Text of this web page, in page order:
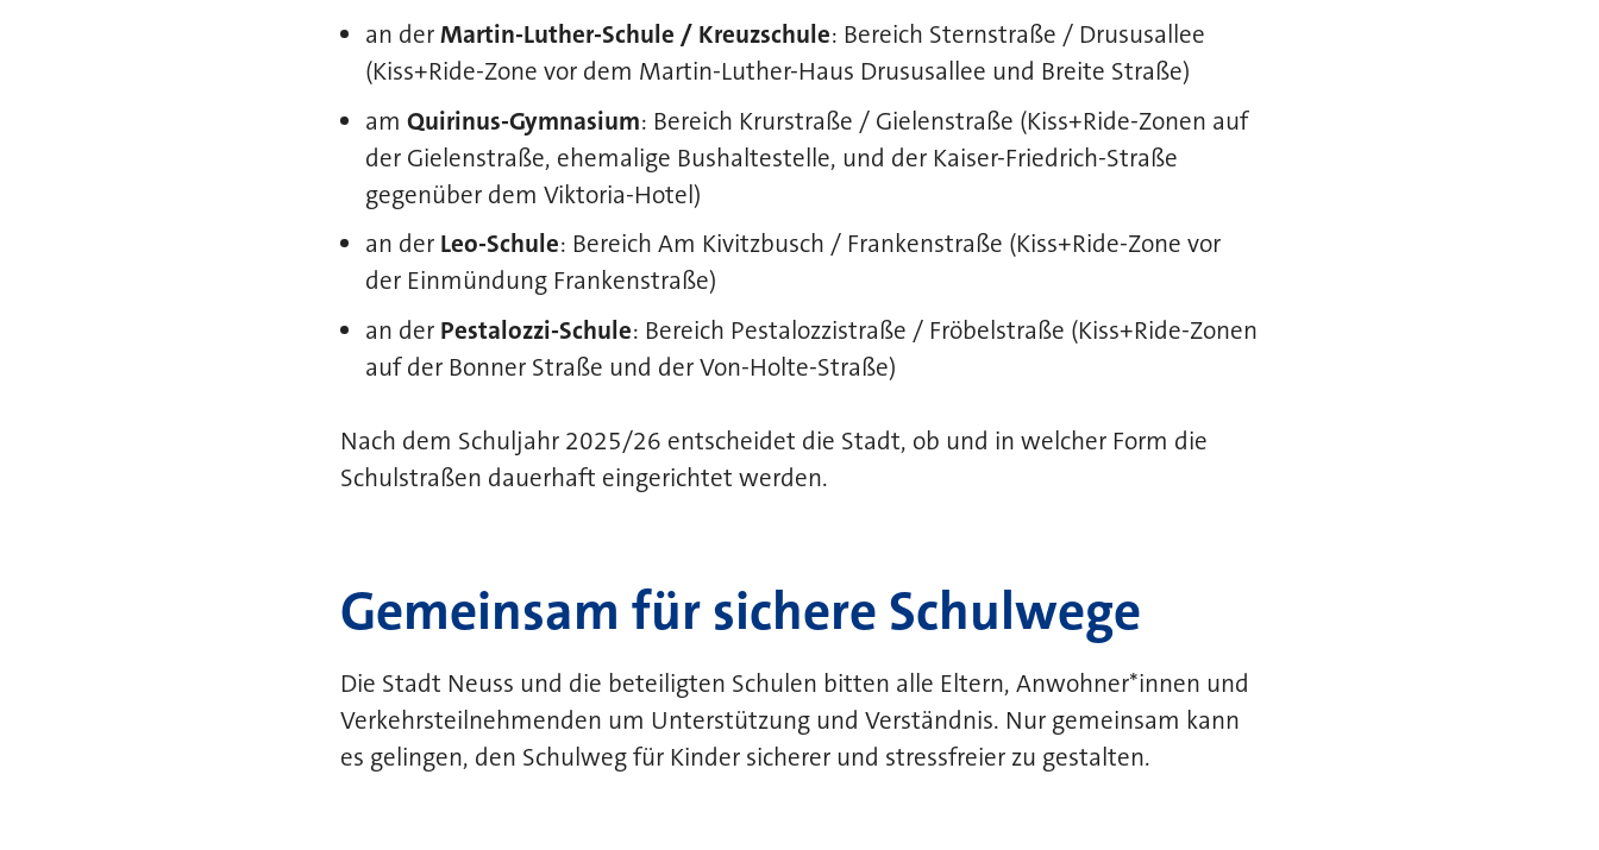
an derMartin-Luther-Schule / Kreuzschule: Bereich Sternstraße / Drususallee
(Kiss+Ride-Zone vor dem Martin-Luther-Haus Drususallee und Breite Straße)
am Quirinus-Gymnasium: Bereich Krurstraße / Gielenstraße (Kiss+Ride-Zonen auf
der Gielenstraße, ehemalige Bushaltestelle, und der Kaiser-Friedrich-Straße
gegenüber dem Viktoria-Hotel)
an der Leo-Schule: Bereich Am Kivitzbusch / Frankenstraße (Kiss+Ride-Zone vor
der Einmündung Frankenstraße)
an der Pestalozzi-Schule: Bereich Pestalozzistraße / Fröbelstraße (Kiss+Ride-Zonen
auf der Bonner Straße und der Von-Holte-Straße)
Nach dem Schuljahr 2025/26 entscheidet die Stadt, ob und in welcher Form die
Schulstraßen dauerhaft eingerichtet werden.
Gemeinsam für sichere Schulwege
Die Stadt Neuss und die beteiligten Schulen bitten alle Eltern, Anwohner*innen und
Verkehrsteilnehmenden um Unterstützung und Verständnis. Nur gemeinsam kann
es gelingen, den Schulweg für Kinder sicherer und stressfreier zu gestalten.